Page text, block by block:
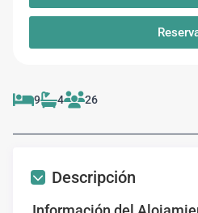
9 4 26
Descripción